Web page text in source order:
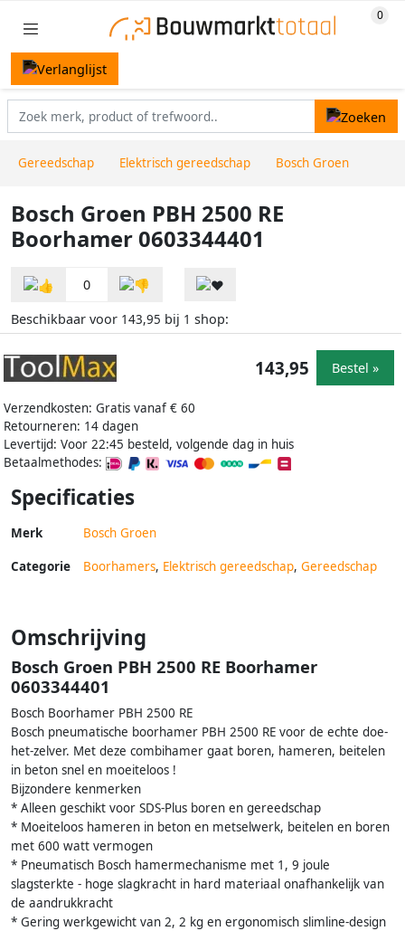
Gereedschap Elektrisch gereedschap Bosch Groen
Bosch Groen PBH 2500 RE
Boorhamer 0603344401
0
Beschikbaar voor 143,95 bij 1 shop:
Verzendkosten: Gratis vanaf € 60
Retourneren: 14 dagen
Levertijd: Voor 22:45 besteld, volgende dag in huis
Betaalmethodes:
143,95 Bestel »
Specificaties
Merk Bosch Groen
Categorie Boorhamers, Elektrisch gereedschap, Gereedschap
Omschrijving
Bosch Groen PBH 2500 RE Boorhamer
0603344401
Bosch Boorhamer PBH 2500 RE
Bosch pneumatische boorhamer PBH 2500 RE voor de echte doe-
het-zelver. Met deze combihamer gaat boren, hameren, beitelen
in beton snel en moeiteloos !
Bijzondere kenmerken
* Alleen geschikt voor SDS-Plus boren en gereedschap
* Moeiteloos hameren in beton en metselwerk, beitelen en boren
met 600 watt vermogen
* Pneumatisch Bosch hamermechanisme met 1, 9 joule
slagsterkte - hoge slagkracht in hard materiaal onafhankelijk van
de aandrukkracht
* Gering werkgewicht van 2, 2 kg en ergonomisch slimline-design